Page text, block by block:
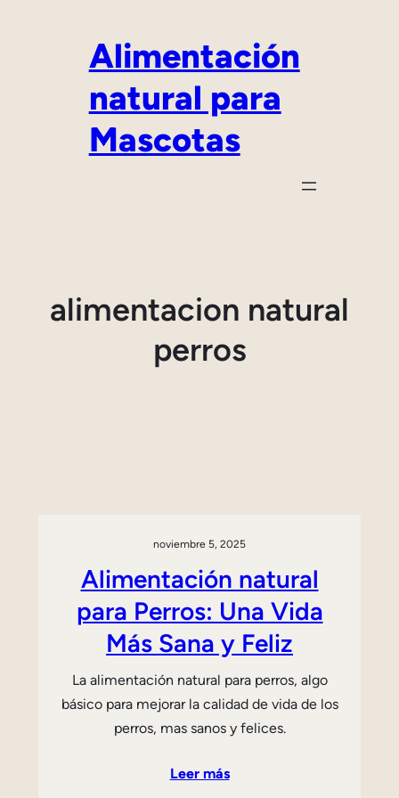
Alimentación
natural para
Mascotas
alimentacion natural
perros
noviembre 5, 2025
Alimentación natural
para Perros: Una Vida
Más Sana y Feliz
La alimentación natural para perros, algo
básico para mejorar la calidad de vida de los
perros, mas sanos y felices.
Leer más